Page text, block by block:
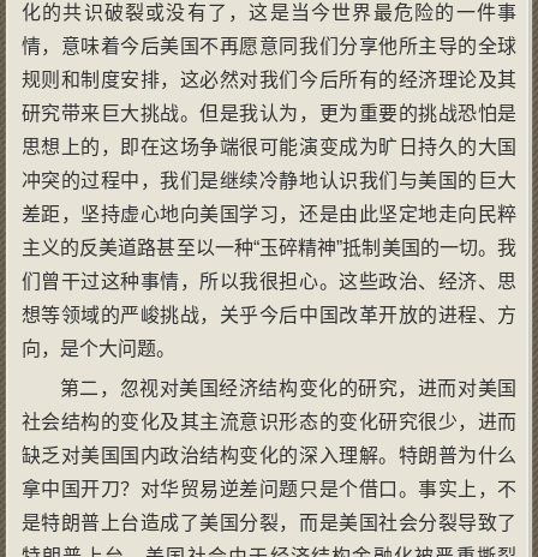
化的共识破裂或没有了，这是当今世界最危险的一件事
情，意味着今后美国不再愿意同我们分享他所主导的全球
规则和制度安排，这必然对我们今后所有的经济理论及其
研究带来巨大挑战。但是我认为，更为重要的挑战恐怕是
思想上的，即在这场争端很可能演变成为旷日持久的大国
冲突的过程中，我们是继续冷静地认识我们与美国的巨大
差距，坚持虚心地向美国学习，还是由此坚定地走向民粹
主义的反美道路甚至以一种“玉碎精神”抵制美国的一切。我
们曾干过这种事情，所以我很担心。这些政治、经济、思
想等领域的严峻挑战，关乎今后中国改革开放的进程、方
向，是个大问题。
第二，忽视对美国经济结构变化的研究，进而对美国
社会结构的变化及其主流意识形态的变化研究很少，进而
缺乏对美国国内政治结构变化的深入理解。特朗普为什么
拿中国开刀？对华贸易逆差问题只是个借口。事实上，不
是特朗普上台造成了美国分裂，而是美国社会分裂导致了